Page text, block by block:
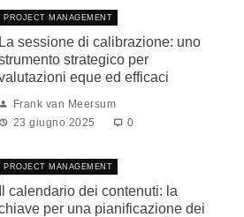
PROJECT MANAGEMENT
La sessione di calibrazione: uno
strategico per
eque ed efficaci
Frank van Meersum
23 giugno 2025
0
PROJECT MANAGEMENT
Il calendario dei contenuti: la
per una pianificazione dei